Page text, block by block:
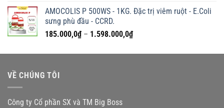
từ
đến
AMOCOLIS P 500WS - 1KG. Đặc trị viêm ruột - E.Coli
sưng phù đầu - CCRD.
185.000,0₫ – 1.598.000,0₫Khoảng
từ
VỀ CHÚNG TÔI
Công ty Cổ phần SX và TM Big Boss